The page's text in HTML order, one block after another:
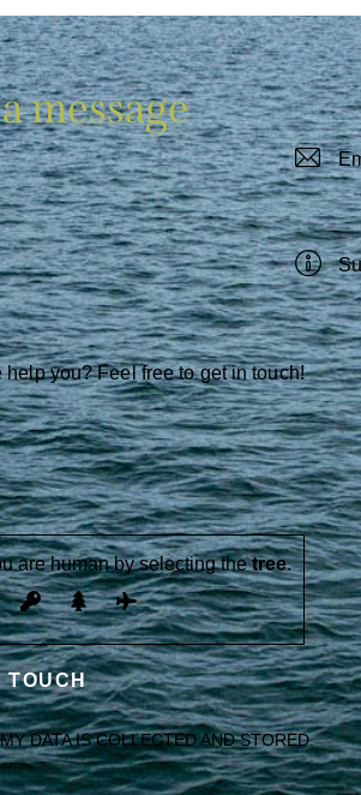
message
are human by selecting thetree.
DATA ISCOLLECTED AND STORED.